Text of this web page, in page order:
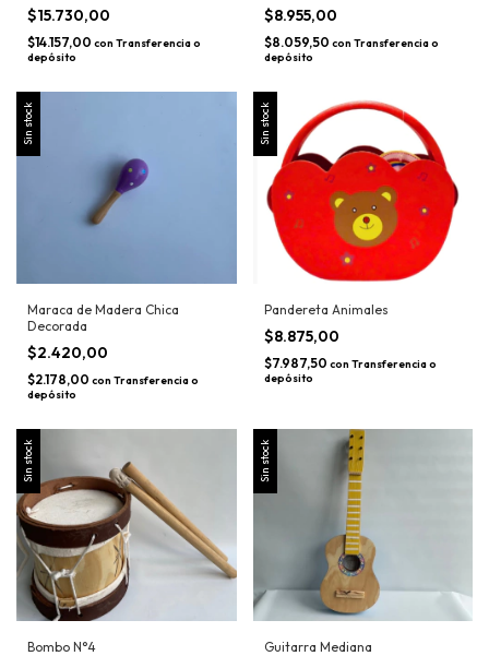
$15.730,00
$14.157,00 con Transferencia o
depósito
$8.955,00
$8.059,50 con Transferencia o
depósito
Sin stock
Maraca de Madera Chica
Decorada
$2.420,00
$2.178,00 con Transferencia o
depósito
Sin stock
Pandereta Animales
$8.875,00
$7.987,50 con Transferencia o
depósito
Sin stock
Bombo N°4
Sin stock
Guitarra Mediana